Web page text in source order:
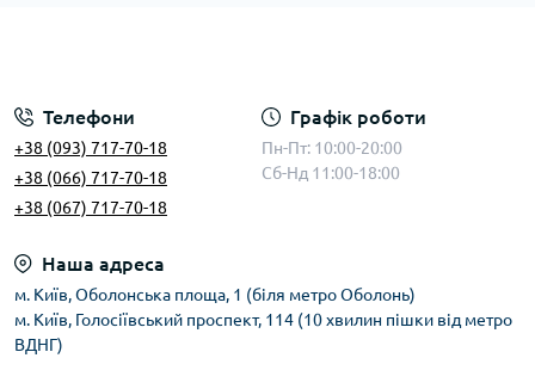
Телефони
+38 (093) 717-70-18
+38 (066) 717-70-18
+38 (067) 717-70-18
Графік роботи
Пн-Пт: 10:00-20:00
Сб-Нд 11:00-18:00
Наша адреса
м. Київ, Оболонська площа, 1 (біля метро Оболонь)
м. Київ, Голосіївський проспект, 114 (10 хвилин пішки від метро
ВДНГ)